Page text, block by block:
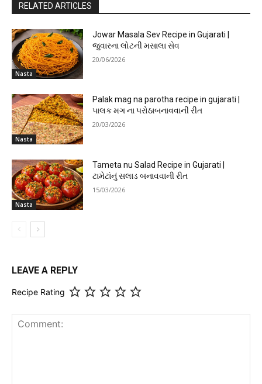
RELATED ARTICLES
Nasta
Jowar Masala Sev Recipe in Gujarati |
જુવારના લોટની મસાલા સેવ
20/06/2026
Nasta
Palak mag na parotha recipe in gujarati |
પાલક મગ ના પરોઠાબનાવવાની રીત
20/03/2026
Nasta
Tameta nu Salad Recipe in Gujarati |
ટામેટાંનું સલાડ બનાવવાની રીત
15/03/2026
LEAVE A REPLY
Recipe Rating